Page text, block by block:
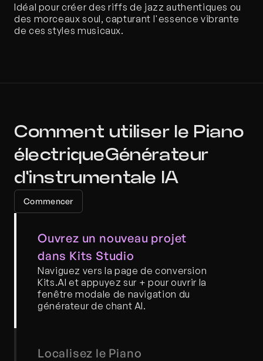
Idéal pour créer des riffs de jazz authentiques ou
des morceaux soul, capturant l'essence vibrante
de ces styles musicaux.
Comment utiliser le Piano
électriqueGénérateur
d'instrumentale IA
Commencer
Ouvrez un nouveau projet
dans Kits Studio
Naviguez vers la page de conversion
Kits.AI et appuyez sur + pour ouvrir la
fenêtre modale de navigation du
générateur de chant AI.
Localisez le Piano